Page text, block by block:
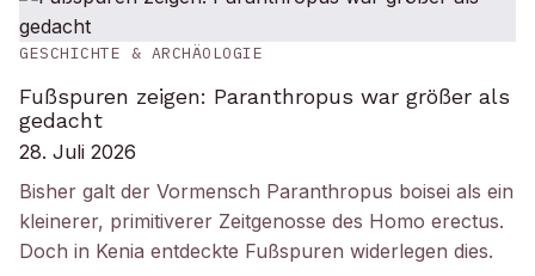
GESCHICHTE & ARCHÄOLOGIE
Fußspuren zeigen: Paranthropus war größer als
gedacht
28. Juli 2026
Bisher galt der Vormensch Paranthropus boisei als ein
kleinerer, primitiverer Zeitgenosse des Homo erectus.
Doch in Kenia entdeckte Fußspuren widerlegen dies.